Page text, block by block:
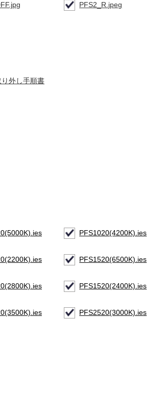
PFS2_R.jpeg
り外し手順書
PFS1020(4200K).ies
PFS1520(6500K).ies
PFS1520(2400K).ies
PFS2520(3000K).ies